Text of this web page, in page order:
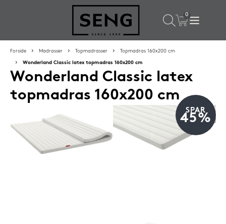
Populære valg til dig
16%
Forside Madrasser Topmadrasser Topmadras 160x200 cm
Wonderland Classic latex topmadras 160x200 cm
Wonderland Classic latex
topmadras 160x200 cm
SPAR
45%